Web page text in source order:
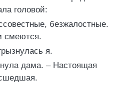
головой:
безжалостные.
смеются.
я.
дама. – Настоящая